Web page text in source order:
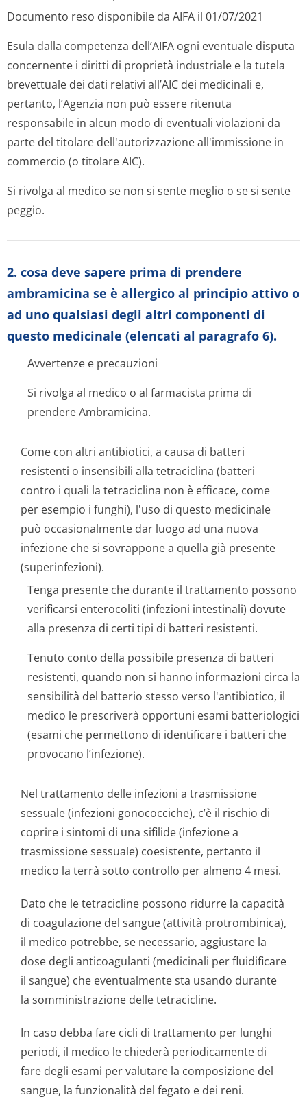
Documento reso disponibile da AIFA il 01/07/2021
Esula dalla competenza dell’AIFA ogni eventuale disputa
concernente i diritti di proprietà industriale e la tutela
brevettuale dei dati relativi all’AIC dei medicinali e,
pertanto, l’Agenzia non può essere ritenuta
responsabile in alcun modo di eventuali violazioni da
parte del titolare dell'autorizzazione all'immissione in
commercio (o titolare AIC).
Si rivolga al medico se non si sente meglio o se si sente
peggio.
2. cosa deve sapere prima di prendere
ambramicina se è allergico al principio attivo o
ad uno qualsiasi degli altri componenti di
questo medicinale (elencati al paragrafo 6).
Avvertenze e precauzioni
Si rivolga al medico o al farmacista prima di
prendere Ambramicina.
Come con altri antibiotici, a causa di batteri
resistenti o insensibili alla tetraciclina (batteri
contro i quali la tetraciclina non è efficace, come
per esempio i funghi), l'uso di questo medicinale
può occasionalmente dar luogo ad una nuova
infezione che si sovrappone a quella già presente
(superinfezioni).
Tenga presente che durante il trattamento possono
verificarsi enterocoliti (infezioni intestinali) dovute
alla presenza di certi tipi di batteri resistenti.
Tenuto conto della possibile presenza di batteri
resistenti, quando non si hanno informazioni circa la
sensibilità del batterio stesso verso l'antibiotico, il
medico le prescriverà opportuni esami batteriologici
(esami che permettono di identificare i batteri che
provocano l’infezione).
Nel trattamento delle infezioni a trasmissione
sessuale (infezioni gonococciche), c’è il rischio di
coprire i sintomi di una sifilide (infezione a
trasmissione sessuale) coesistente, pertanto il
medico la terrà sotto controllo per almeno 4 mesi.
Dato che le tetracicline possono ridurre la capacità
di coagulazione del sangue (attività protrombinica),
il medico potrebbe, se necessario, aggiustare la
dose degli anticoagulanti (medicinali per fluidificare
il sangue) che eventualmente sta usando durante
la somministrazione delle tetracicline.
In caso debba fare cicli di trattamento per lunghi
periodi, il medico le chiederà periodicamente di
fare degli esami per valutare la composizione del
sangue, la funzionalità del fegato e dei reni.